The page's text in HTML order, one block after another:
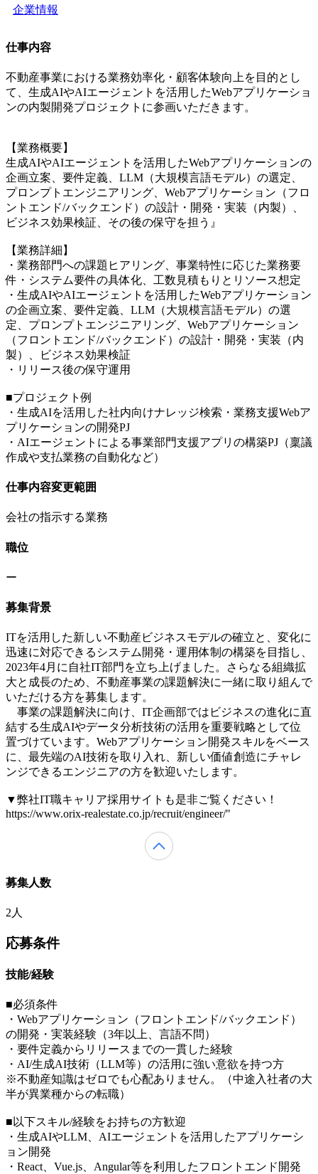
企業情報
仕事内容
不動産事業における業務効率化・顧客体験向上を目的とし
て、生成AIやAIエージェントを活用したWebアプリケーショ
ンの内製開発プロジェクトに参画いただきます。
【業務概要】
生成AIやAIエージェントを活用したWebアプリケーションの
企画立案、要件定義、LLM（大規模言語モデル）の選定、
プロンプトエンジニアリング、Webアプリケーション（フロ
ントエンド/バックエンド）の設計・開発・実装（内製）、
ビジネス効果検証、その後の保守を担う』
【業務詳細】
・業務部門への課題ヒアリング、事業特性に応じた業務要
件・システム要件の具体化、工数見積もりとリソース想定
・生成AIやAIエージェントを活用したWebアプリケーション
の企画立案、要件定義、LLM（大規模言語モデル）の選
定、プロンプトエンジニアリング、Webアプリケーション
（フロントエンド/バックエンド）の設計・開発・実装（内
製）、ビジネス効果検証
・リリース後の保守運用
■プロジェクト例
・生成AIを活用した社内向けナレッジ検索・業務支援Webア
プリケーションの開発PJ
・AIエージェントによる事業部門支援アプリの構築PJ（稟議
作成や支払業務の自動化など）
仕事内容変更範囲
会社の指示する業務
職位
ー
募集背景
ITを活用した新しい不動産ビジネスモデルの確立と、変化に
迅速に対応できるシステム開発・運用体制の構築を目指し、
2023年4月に自社IT部門を立ち上げました。さらなる組織拡
大と成長のため、不動産事業の課題解決に一緒に取り組んで
いただける方を募集します。
事業の課題解決に向け、IT企画部ではビジネスの進化に直
結する生成AIやデータ分析技術の活用を重要戦略として位
置づけています。Webアプリケーション開発スキルをベース
に、最先端のAI技術を取り入れ、新しい価値創造にチャレ
ンジできるエンジニアの方を歓迎いたします。
▼弊社IT職キャリア採用サイトも是非ご覧ください！
https://www.orix-realestate.co.jp/recruit/engineer/"
募集人数
2人
応募条件
技能/経験
■必須条件
・Webアプリケーション（フロントエンド/バックエンド）
の開発・実装経験（3年以上、言語不問）
・要件定義からリリースまでの一貫した経験
・AI/生成AI技術（LLM等）の活用に強い意欲を持つ方
※不動産知識はゼロでも心配ありません。（中途入社者の大
半が異業種からの転職）
■以下スキル/経験をお持ちの方歓迎
・生成AIやLLM、AIエージェントを活用したアプリケーシ
ョン開発
・React、Vue.js、Angular等を利用したフロントエンド開発